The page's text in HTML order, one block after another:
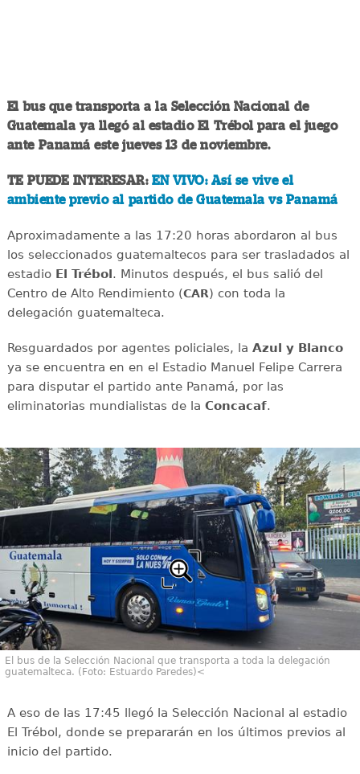
El bus que transporta a la Selección Nacional de
Guatemala ya llegó al estadio El Trébol para el juego
ante Panamá este jueves 13 de noviembre.
TE PUEDE INTERESAR:EN VIVO: Así se vive el
ambiente previo al partido de Guatemala vs Panamá
Aproximadamente a las 17:20 horas abordaron al bus
los seleccionados guatemaltecos para ser trasladados al
estadio El Trébol. Minutos después, el bus salió del
Centro de Alto Rendimiento (CAR) con toda la
delegación guatemalteca.
Resguardados por agentes policiales, la Azul y Blanco
ya se encuentra en en el Estadio Manuel Felipe Carrera
para disputar el partido ante Panamá, por las
eliminatorias mundialistas de la Concacaf.
El bus de la Selección Nacional que transporta a toda la delegación
guatemalteca. (Foto: Estuardo Paredes)<
A eso de las 17:45 llegó la Selección Nacional al estadio
El Trébol, donde se prepararán en los últimos previos al
inicio del partido.